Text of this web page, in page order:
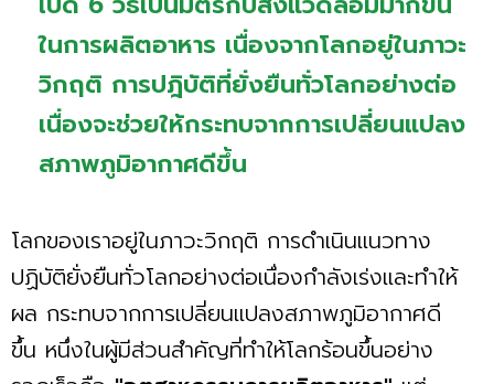
ในการผลิตอาหาร เนื่องจากโลกอยู่ในภาวะ
วิกฤติ การปฎิบัติที่ยั่งยืนทั่วโลกอย่างต่อ
เนื่องจะช่วยให้กระทบจากการเปลี่ยนแปลง
สภาพภูมิอากาศดีขึ้น
โลกของเราอยู่ในภาวะวิกฤติ การดำเนินแนวทาง
ปฏิบัติยั่งยืนทั่วโลกอย่างต่อเนื่องกำลังเร่งและทำให้
ผล กระทบจากการเปลี่ยนแปลงสภาพภูมิอากาศดี
ขึ้น หนึ่งในผู้มีส่วนสำคัญที่ทำให้โลกร้อนขึ้นอย่าง